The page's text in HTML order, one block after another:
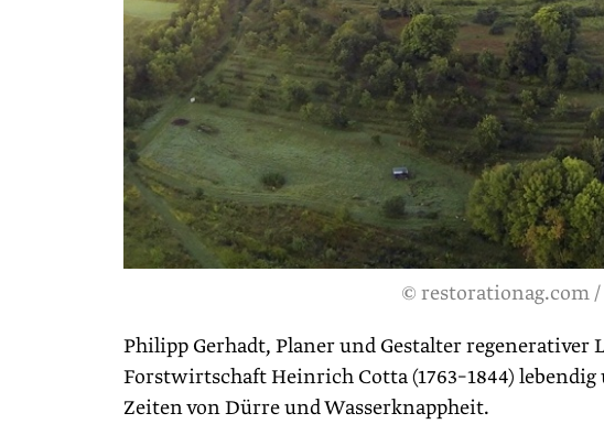
© restorationag.com
Philipp Gerhadt, Planer und Gestalter regenerativer
Forstwirtschaft Heinrich Cotta (1763–1844)
Zeiten von Dürre und Wasserknappheit.